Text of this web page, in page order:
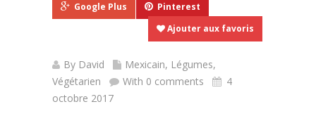
Google Plus
Pinterest
Ajouter aux favoris
By David Mexicain, Légumes,
Végétarien
With 0 comments
4
octobre 2017